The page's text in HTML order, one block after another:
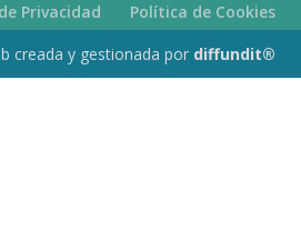
Privacidad
Política de Cookies
creada y gestionada por diffundit®